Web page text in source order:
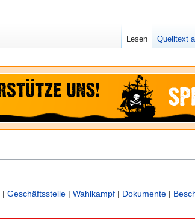
| Geschäftsstelle | Wahlkampf | Dokumente |
Lesen Quelltext